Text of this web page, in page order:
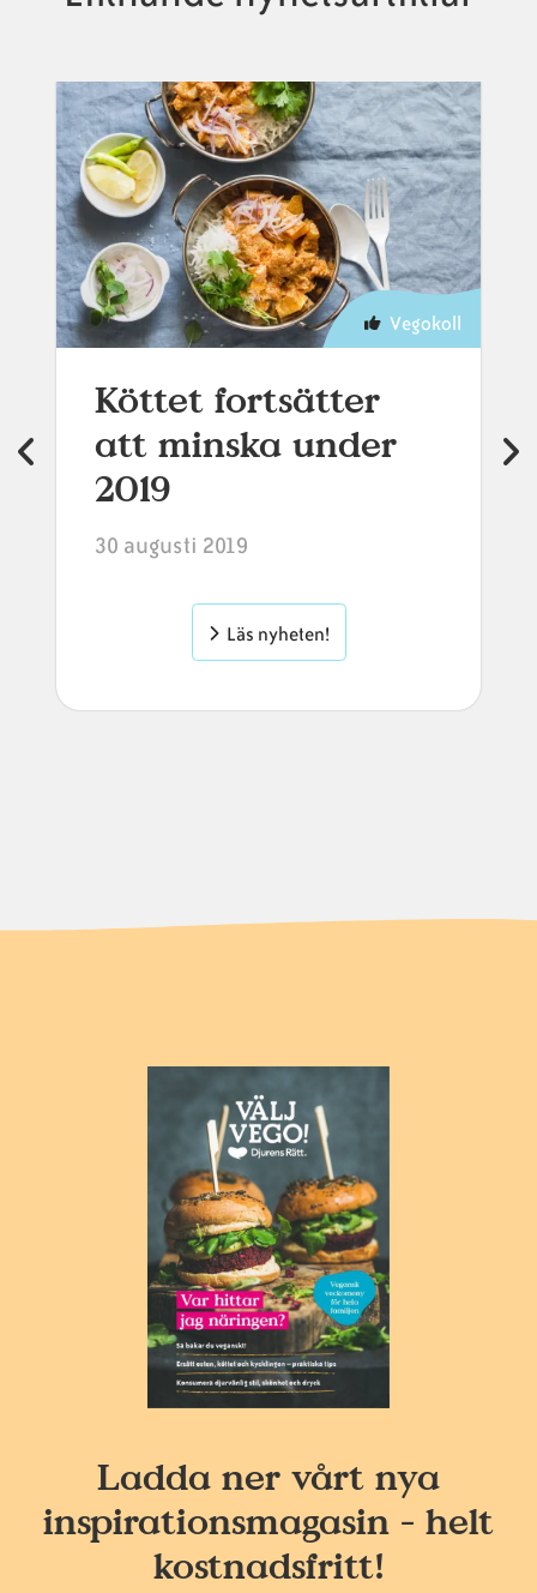
Vegokoll
Köttet fortsätter
att minska under
2019
30 augusti 2019
Läs nyheten!
Ladda ner vårt nya
inspirationsmagasin - helt
kostnadsfritt!